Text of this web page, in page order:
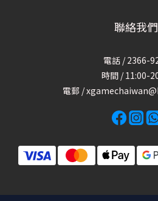
聯絡我們
電話 / 2366-
時間 / 11:00-
電郵 /